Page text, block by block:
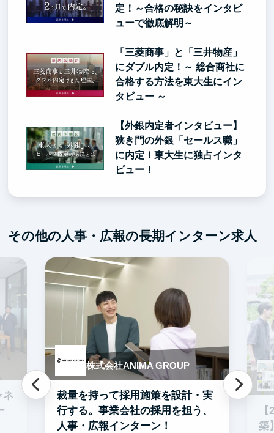
定！～合格の秘訣をインタビ
ューで徹底解明～
「三菱商事」と「三井物産」
にダブル内定！～ 総合商社に
合格する方法を東大生にイン
タビュー ～
【外銀内定者インタビュー】
狭き門の外銀「セールス職」
に内定！東大生に独占インタ
ビュー！
その他の人事・広報の長期インターン求人
ネ
株式会社ANIMA GROUP
裁量を持って採用施策を設計・実
行する。事業会社の採用を担う、
人事・広報インターン！
築